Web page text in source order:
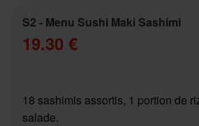
S2 - Menu Sushi Maki Sashimi
19.30 €
18 sashimis assortis, 1 portion de
salade.